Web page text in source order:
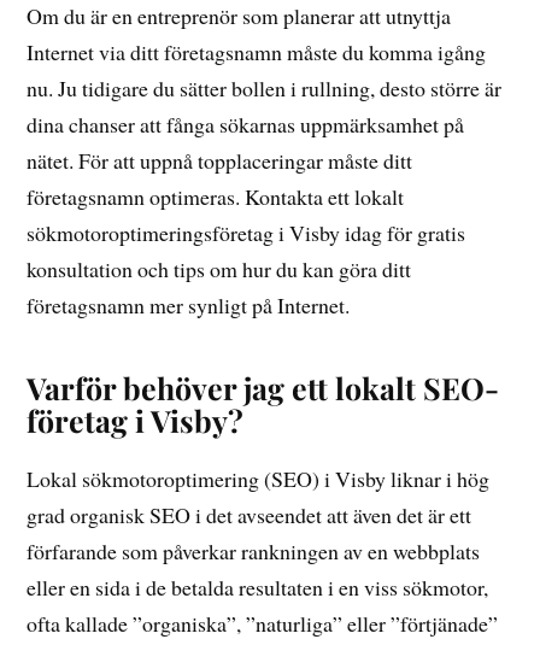
Om du är en entreprenör som planerar att utnyttja
Internet via ditt företagsnamn måste du komma igång
nu. Ju tidigare du sätter bollen i rullning, desto större är
dina chanser att fånga sökarnas uppmärksamhet på
nätet. För att uppnå topplaceringar måste ditt
företagsnamn optimeras. Kontakta ett lokalt
sökmotoroptimeringsföretag i Visby idag för gratis
konsultation och tips om hur du kan göra ditt
företagsnamn mer synligt på Internet.
Varför behöver jag ett lokalt SEO-
företag i Visby?
Lokal sökmotoroptimering (SEO) i Visby liknar i hög
grad organisk SEO i det avseendet att även det är ett
förfarande som påverkar rankningen av en webbplats
eller en sida i de betalda resultaten i en viss sökmotor,
ofta kallade ”organiska”, ”naturliga” eller ”förtjänade”